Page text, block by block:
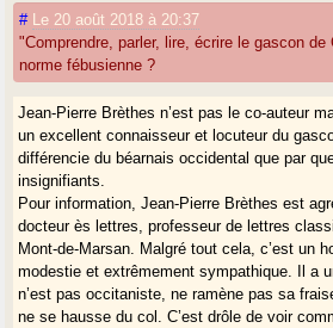
#
Le 20 août 2018 à 20:37
"Comprendre, parler, lire, écrire le gascon
norme fébusienne ?
Jean-Pierre Brèthes n’est pas le co-auteur
un excellent connaisseur et locuteur du
différencie du béarnais occidental que par
insignifiants.
Pour information, Jean-Pierre Brèthes est
docteur ès lettres, professeur de lettres
Mont-de-Marsan. Malgré tout cela, c’est un
modestie et extrêmement sympathique. Il a
n’est pas occitaniste, ne ramène pas sa
ne se hausse du col. C’est drôle de voir